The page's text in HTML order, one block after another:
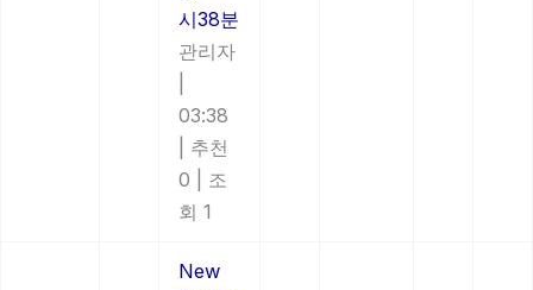
시38분
관리자
03:38
추천
0
조
회 1
New